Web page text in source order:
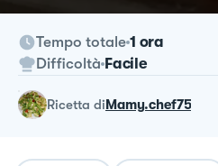
Tempo totale 1 ora
Difficoltà Facile
ricetta diMamy.chef75